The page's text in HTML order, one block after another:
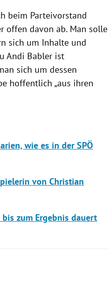
beim Parteivorstand
offen davon ab. Man solle
sich um Inhalte und
Andi Babler ist
sich um dessen
hoffentlich „aus ihren
wie es in der SPÖ
von Christian
bis zum Ergebnis dauert